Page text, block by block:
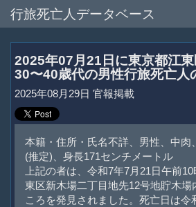
行旅死亡人データベース
2025年07月21日に東京都江
30〜40歳代の男性行旅死亡人
2025年08月29日 官報掲載
本籍・住所・氏名不詳、男性、中肉
(推定)、身長171センチメートル
上記の者は、令和7年7月21日午前
東区新木場二丁目地先12号地貯木場
ころを発見されました。死亡日は令